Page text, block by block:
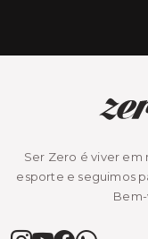
Ser Zero é viver em
esporte e seguimos